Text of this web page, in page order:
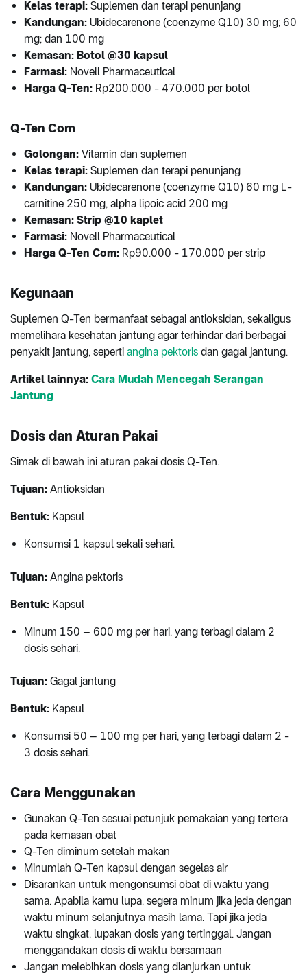
Kelas terapi: Suplemen dan terapi penunjang
Kandungan: Ubidecarenone (coenzyme Q10) 30 mg; 60
mg; dan 100 mg
Kemasan: Botol @30 kapsul
Farmasi: Novell Pharmaceutical
Harga Q-Ten: Rp200.000 - 470.000 per botol
Q-Ten Com
Golongan: Vitamin dan suplemen
Kelas terapi: Suplemen dan terapi penunjang
Kandungan: Ubidecarenone (coenzyme Q10) 60 mg L-
carnitine 250 mg, alpha lipoic acid 200 mg
Kemasan: Strip @10 kaplet
Farmasi: Novell Pharmaceutical
Harga Q-Ten Com: Rp90.000 - 170.000 per strip
Kegunaan
Suplemen Q-Ten bermanfaat sebagai antioksidan, sekaligus
memelihara kesehatan jantung agar terhindar dari berbagai
penyakit jantung, seperti angina pektoris dan gagal jantung.
Artikel lainnya: Cara Mudah Mencegah Serangan
Jantung
Dosis dan Aturan Pakai
Simak di bawah ini aturan pakai dosis Q-Ten.
Tujuan: Antioksidan
Bentuk: Kapsul
Konsumsi 1 kapsul sekali sehari.
Tujuan: Angina pektoris
Bentuk: Kapsul
Minum 150 – 600 mg per hari, yang terbagi dalam 2
dosis sehari.
Tujuan: Gagal jantung
Bentuk: Kapsul
Konsumsi 50 – 100 mg per hari, yang terbagi dalam 2 -
3 dosis sehari.
Cara Menggunakan
Gunakan Q-Ten sesuai petunjuk pemakaian yang tertera
pada kemasan obat
Q-Ten diminum setelah makan
Minumlah Q-Ten kapsul dengan segelas air
Disarankan untuk mengonsumsi obat di waktu yang
sama. Apabila kamu lupa, segera minum jika jeda dengan
waktu minum selanjutnya masih lama. Tapi jika jeda
waktu singkat, lupakan dosis yang tertinggal. Jangan
menggandakan dosis di waktu bersamaan
Jangan melebihkan dosis yang dianjurkan untuk